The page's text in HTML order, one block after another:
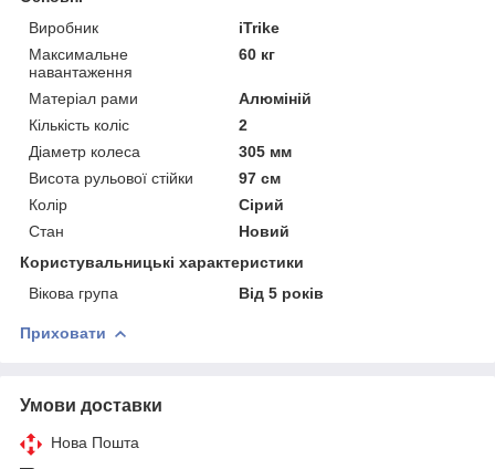
Виробник
iTrike
Максимальне
навантаження
60 кг
Матеріал рами
Алюміній
Кількість коліс
2
Діаметр колеса
305 мм
Висота рульової стійки
97 см
Колір
Сірий
Стан
Новий
Користувальницькі характеристики
Вікова група
Від 5 років
Приховати
Умови доставки
Нова Пошта